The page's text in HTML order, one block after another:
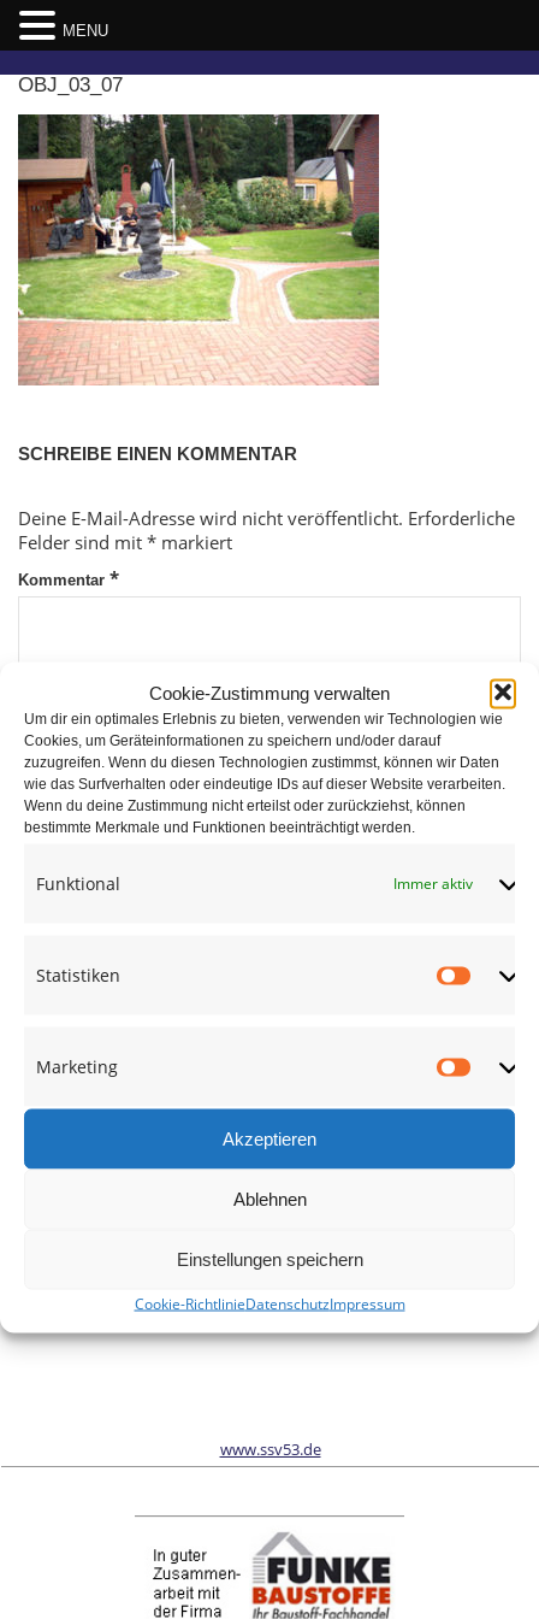
Cookie-Zustimmung verwalten
Um dir ein optimales Erlebnis zu bieten, verwenden wir Technologien wie
Cookies, um Geräteinformationen zu speichern und/oder darauf
zuzugreifen. Wenn du diesen Technologien zustimmst, können wir Daten
wie das Surfverhalten oder eindeutige IDs auf dieser Website verarbeiten.
Wenn du deine Zustimmung nicht erteilst oder zurückziehst, können
bestimmte Merkmale und Funktionen beeinträchtigt werden.
Funktional Immer aktiv
Statistiken
Marketing
Akzeptieren
Ablehnen
Einstellungen speichern
Cookie-RichtlinieDatenschutzImpressum
content
OBJ_03_07
SCHREIBE EINEN KOMMENTAR
Deine E-Mail-Adresse wird nicht veröffentlicht. Erforderliche
Felder sind mit * markiert
Kommentar *
Name *
*
Website
diesem Browser für die nächste Kommentierung speichern.
Wir sind Sponsor vom Schönwalder Sportverein SSV53
www.ssv53.de
MENU